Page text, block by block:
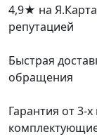
4,9★ на
репутацией
Быстрая
обращения
Гарантия от 3-